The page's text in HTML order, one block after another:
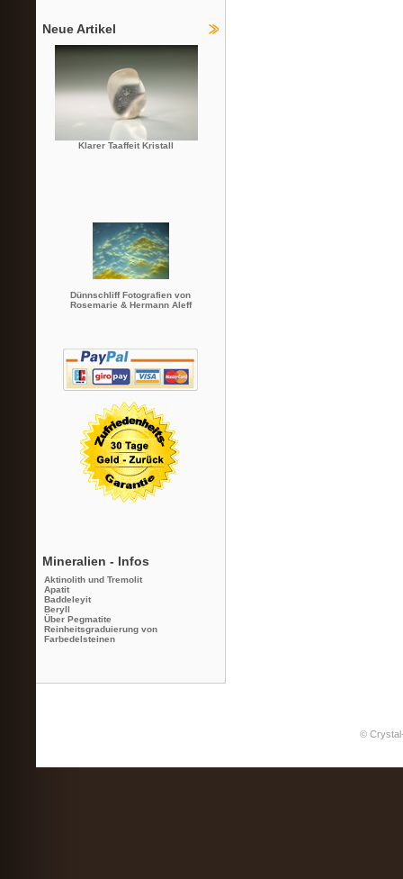
Neue Artikel
Klarer Taaffeit Kristall
Dünnschliff Fotografien von
Rosemarie & Hermann Aleff
Mineralien - Infos
Aktinolith und Tremolit
Apatit
Baddeleyit
Beryll
Über Pegmatite
Reinheitsgraduierung von
Farbedelsteinen
©